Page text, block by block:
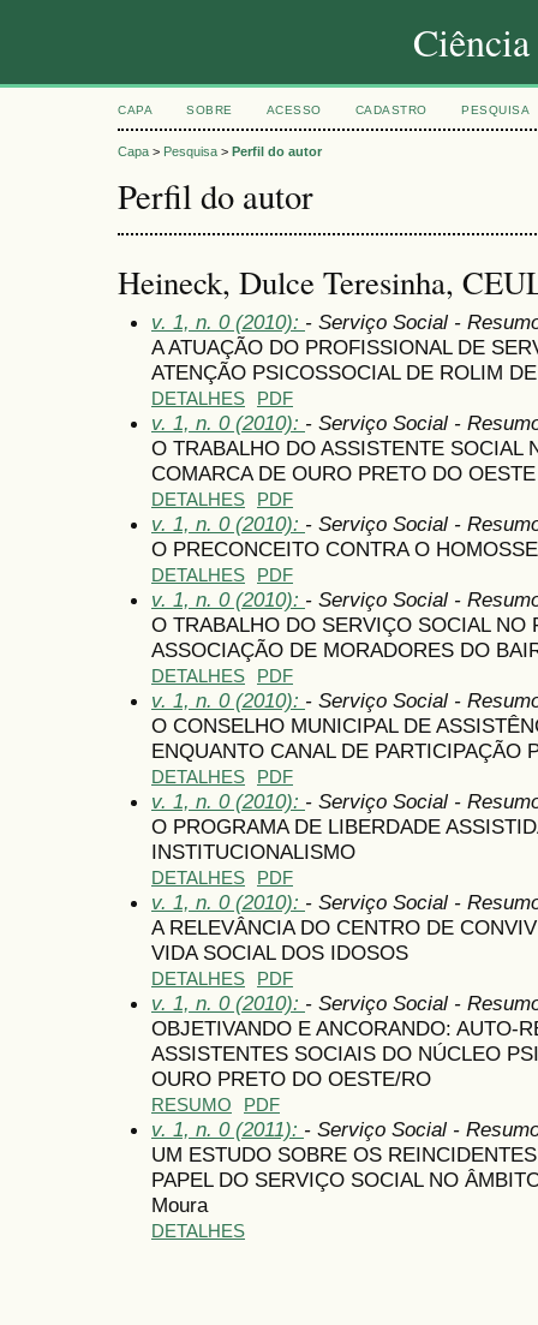
CAPA SOBRE ACESSO CADASTRO PESQUISA
Capa > Pesquisa > Perfil do autor
Perfil do autor
Heineck, Dulce Teresinha,
v. 1, n. 0 (2010): - Serviço Social -
A ATUAÇÃO DO PROFISSIONAL DE
ATENÇÃO PSICOSSOCIAL DE ROLIM
DETALHES PDF
v. 1, n. 0 (2010): - Serviço Social -
O TRABALHO DO ASSISTENTE SOCIAL
COMARCA DE OURO PRETO DO OESTE
DETALHES PDF
v. 1, n. 0 (2010): - Serviço Social -
O PRECONCEITO CONTRA O
DETALHES PDF
v. 1, n. 0 (2010): - Serviço Social -
O TRABALHO DO SERVIÇO SOCIAL NO
ASSOCIAÇÃO DE MORADORES DO
DETALHES PDF
v. 1, n. 0 (2010): - Serviço Social -
O CONSELHO MUNICIPAL DE
ENQUANTO CANAL DE PARTICIPAÇÃO
DETALHES PDF
v. 1, n. 0 (2010): - Serviço Social -
O PROGRAMA DE LIBERDADE
INSTITUCIONALISMO
DETALHES PDF
v. 1, n. 0 (2010): - Serviço Social -
A RELEVÂNCIA DO CENTRO DE
VIDA SOCIAL DOS IDOSOS
DETALHES PDF
v. 1, n. 0 (2010): - Serviço Social -
OBJETIVANDO E ANCORANDO: AUTO-
ASSISTENTES SOCIAIS DO NÚCLEO
OURO PRETO DO OESTE/RO
RESUMO PDF
v. 1, n. 0 (2011): - Serviço Social -
UM ESTUDO SOBRE OS
PAPEL DO SERVIÇO SOCIAL NO
Moura
DETALHES